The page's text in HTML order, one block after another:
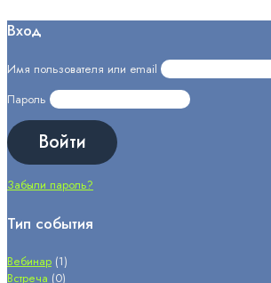
Вход
Имя пользователя или email
Пароль
Забыли пароль?
Тип события
Вебинар (1)
Встреча (0)